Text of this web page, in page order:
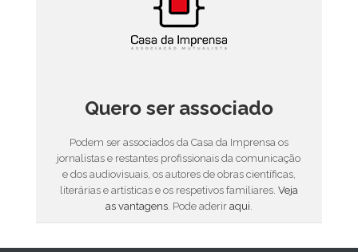
Quero ser associado
Podem ser associados da Casa da Imprensa os
jornalistas e restantes profissionais da comunicação
e dos audiovisuais, os autores de obras científicas,
literárias e artísticas e os respetivos familiares. Veja
as vantagens. Pode aderir aqui